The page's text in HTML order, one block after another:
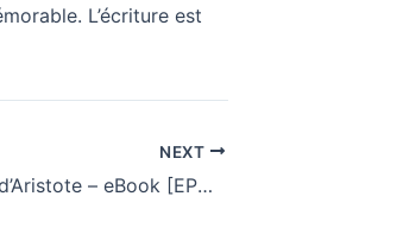
L’écriture est
NEXT
Poétique d’Aristote – eBook [EPUB, PDF]